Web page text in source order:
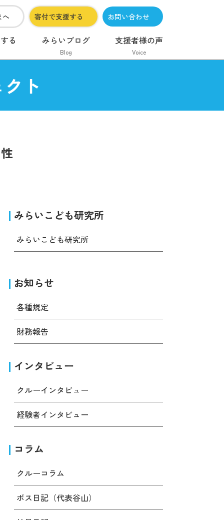
へ 寄付で支援する お問い合わせ
る みらいブログ
Blog
支援者様の声
Voice
ト
みらいこども研究所
みらいこども研究所
お知らせ
各種規定
財務報告
インタビュー
クルーインタビュー
経験者インタビュー
コラム
クルーコラム
ボス日記（代表谷山）